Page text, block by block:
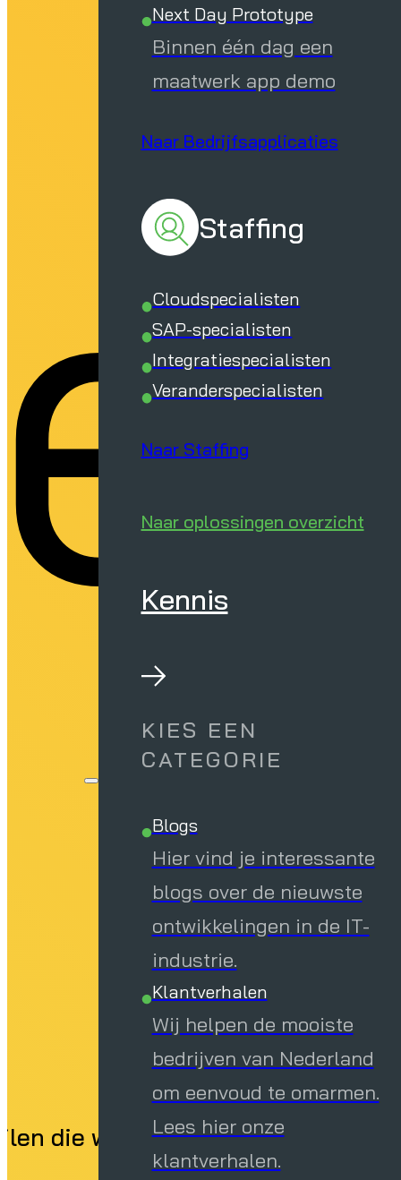
Next Day Prototype
Binnen één dag een
maatwerk app demo
Naar Bedrijfsapplicaties
Staffing
Cloudspecialisten
SAP-specialisten
Integratiespecialisten
Veranderspecialisten
Naar Staffing
Naar oplossingen overzicht
Kennis
KIES EEN
CATEGORIE
Blogs
Hier vind je interessante
blogs over de nieuwste
ontwikkelingen in de IT-
industrie.
Klantverhalen
Wij helpen de mooiste
bedrijven van Nederland
om eenvoud te omarmen.
Lees hier onze
klantverhalen.
die we in de praktijk zien